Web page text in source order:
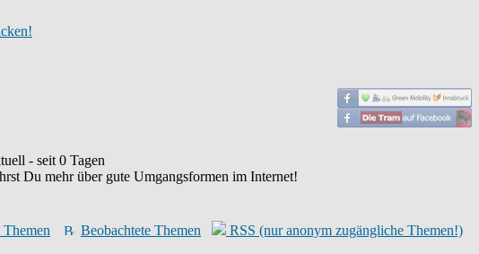
- seit 0 Tagen
Du mehr über gute Umgangsformen im Internet!
Beobachtete Themen RSS (nur anonym zugängliche Themen!)